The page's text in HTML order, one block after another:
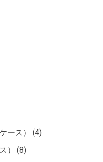
ース）
(4)
）
(8)